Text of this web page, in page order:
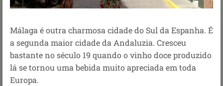
Málaga é outra charmosa cidade do Sul da Espanha. É
a segunda maior cidade da Andaluzia. Cresceu
bastante no século 19 quando o vinho doce produzido
lá se tornou uma bebida muito apreciada em toda
Europa.